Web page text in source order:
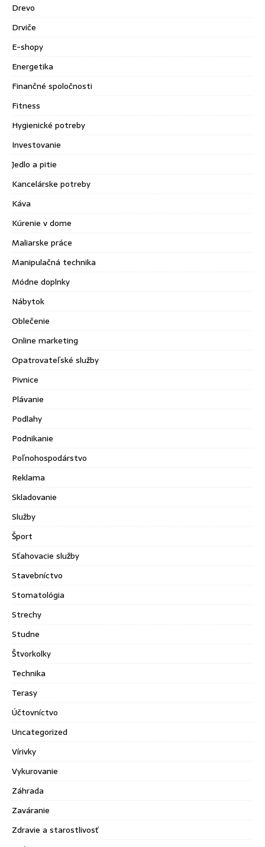
Drevo
Drviče
E-shopy
Energetika
Finančné spoločnosti
Fitness
Hygienické potreby
Investovanie
Jedlo a pitie
Kancelárske potreby
Káva
Kúrenie v dome
Maliarske práce
Manipulačná technika
Módne doplnky
Nábytok
Oblečenie
Online marketing
Opatrovateľské služby
Pivnice
Plávanie
Podlahy
Podnikanie
Poľnohospodárstvo
Reklama
Skladovanie
Služby
Šport
Sťahovacie služby
Stavebníctvo
Stomatológia
Strechy
Studne
Štvorkolky
Technika
Terasy
Účtovníctvo
Uncategorized
Vírivky
Vykurovanie
Záhrada
Zaváranie
Zdravie a starostlivosť